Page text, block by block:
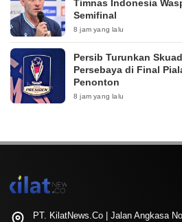
Timnas Indonesia
Semifinal
8 jam yang lalu
Persib Turunkan
Persebaya di Final
Penonton
8 jam yang lalu
PT. KilatNews.Co | Jalan Angkasa